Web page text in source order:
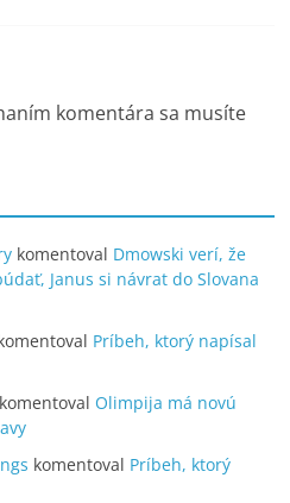
komentára sa musíte
komentoval Dmowski verí, že
Janus si návrat do Slovana
Príbeh, ktorý napísal
komentoval Olimpija má novú
komentoval Príbeh, ktorý